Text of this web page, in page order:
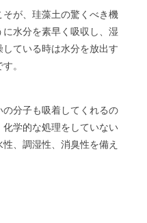
が、珪藻土の驚くべき機
水分を素早く吸収し、湿
ている時は水分を放出す
。
分子も吸着してくれるの
学的な処理をしていない
、調湿性、消臭性を備え